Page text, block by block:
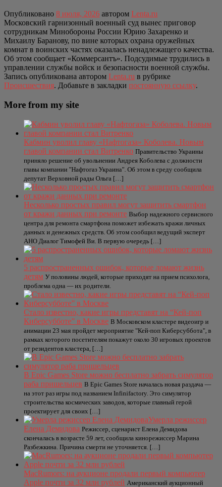
Опубликовано 8 июля, 2026 автором Lenta.ru
Московский гарнизонный военный суд вынес приговор
сотрудникам Минобороны России Юрию Захаренко и
Михаилу Баранову, по вине которых охрана оружейных
комнат в воинских частях оказалась ненадлежащего качества.
Об этом сообщает «Коммерсантъ». Подсудимые трудились в
управлении службы войск и безопасности военной службы.
Запись опубликована автором Lenta.ru в рубрике
Происшествия. Добавьте в закладки постоянную ссылку.
More from my site
Кабмин уволил главу «Нафтогаза» Коболева. Новым
главой компании стал Витренко Правительство Украины
приняло решение об увольнении Андрея Коболева с должности
главы компании "Нафтогаз Украина". Об этом в среду сообщила
депутат Верховной рады Ольга […]
Несколько простых правил могут защитить смартфон
от кражи данных при ремонте Выбор надежного сервисного
центра для ремонта смартфона поможет избежать кражи личных
данных и денежных средств. Об этом сообщил ведущий эксперт
АНО Диалог Тимофей Ви. В первую очередь […]
5 распространенных ошибок, которые ломают жизнь
детям У половины людей, которые приходят на прием психолога,
проблема одна — их родители.
Стало известно, какие игры представят на “Кей-поп
Киберсубботе” в Москве В Московском кластере видеоигр и
анимации 23 мая пройдет мероприятие "Кей-поп Киберсуббота", в
рамках которого посетителям покажут около 30 игровых проектов
от резидентов кластера, […]
В Epic Games Store можно бесплатно забрать симулятор
раба пришельцев В Epic Games Store началась новая раздача —
на этот раз игры под названием Infinifactory. Это симулятор
строительства космических заводов, которые главный герой
проектирует для своих […]
Умерла режиссер
Елена Демидова Режиссер, сценарист Елена Демидова
скончалась в возрасте 59 лет, сообщила кинорежиссер Марина
Разбежкина. Причина смерти не уточняется. […]
MacRumors: на аукционе продали первый компьютер
Apple почти за 32 млн рублей Американский аукционный